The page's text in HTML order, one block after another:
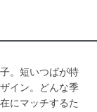
。短いつばが特
イン。どんな季
にマッチするた